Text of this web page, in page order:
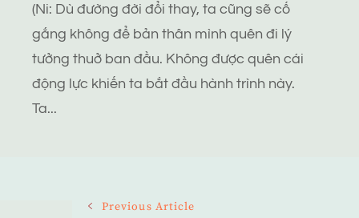
(Ni: Dù đường đời đổi thay, ta cũng sẽ cố
gắng không để bản thân mình quên đi lý
tưởng thuở ban đầu. Không được quên cái
động lực khiến ta bắt đầu hành trình này.
Ta...
Previous Article